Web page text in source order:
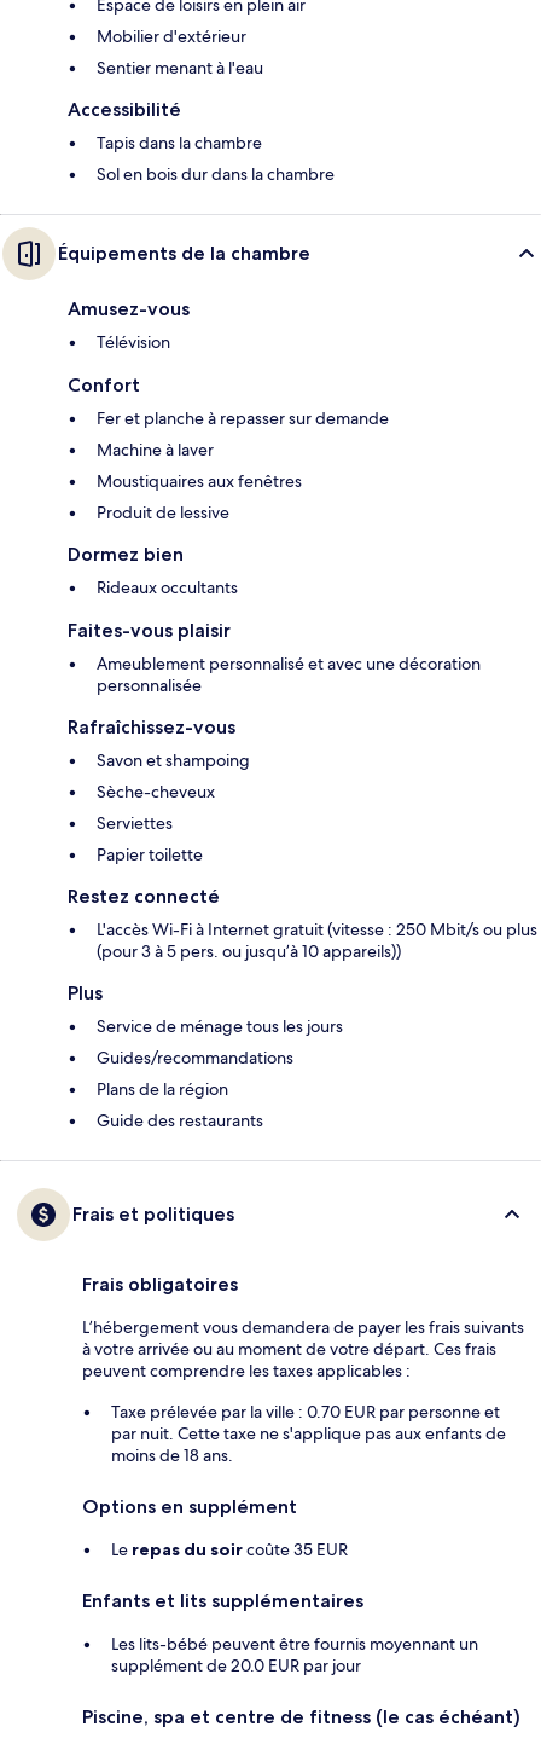
Espace de loisirs en plein air
Mobilier d'extérieur
Sentier menant à l'eau
Accessibilité
Tapis dans la chambre
Sol en bois dur dans la chambre
Équipements de la chambre
Amusez-vous
Télévision
Confort
Fer et planche à repasser sur demande
Machine à laver
Moustiquaires aux fenêtres
Produit de lessive
Dormez bien
Rideaux occultants
Faites-vous plaisir
Ameublement personnalisé et avec une décoration
personnalisée
Rafraîchissez-vous
Savon et shampoing
Sèche-cheveux
Serviettes
Papier toilette
Restez connecté
L'accès Wi-Fi à Internet gratuit (vitesse : 250 Mbit/s ou plus
(pour 3 à 5 pers. ou jusqu’à 10 appareils))
Plus
Service de ménage tous les jours
Guides/recommandations
Plans de la région
Guide des restaurants
Frais et politiques
Frais obligatoires
L’hébergement vous demandera de payer les frais suivants
à votre arrivée ou au moment de votre départ. Ces frais
peuvent comprendre les taxes applicables :
Taxe prélevée par la ville : 0.70 EUR par personne et
par nuit. Cette taxe ne s'applique pas aux enfants de
moins de 18 ans.
Options en supplément
Le repas du soircoûte 35 EUR
Enfants et lits supplémentaires
Les lits-bébé peuvent être fournis moyennant un
supplément de 20.0 EUR par jour
Piscine, spa et centre de fitness (le cas échéant)